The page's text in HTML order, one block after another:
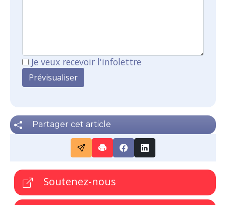
Je veux recevoir l'infolettre
Partager cet article
Soutenez-nous